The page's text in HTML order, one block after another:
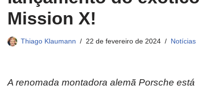
Mission X!
Thiago Klaumann 22 de fevereiro de 2024 Notícias
A renomada montadora alemã Porsche está